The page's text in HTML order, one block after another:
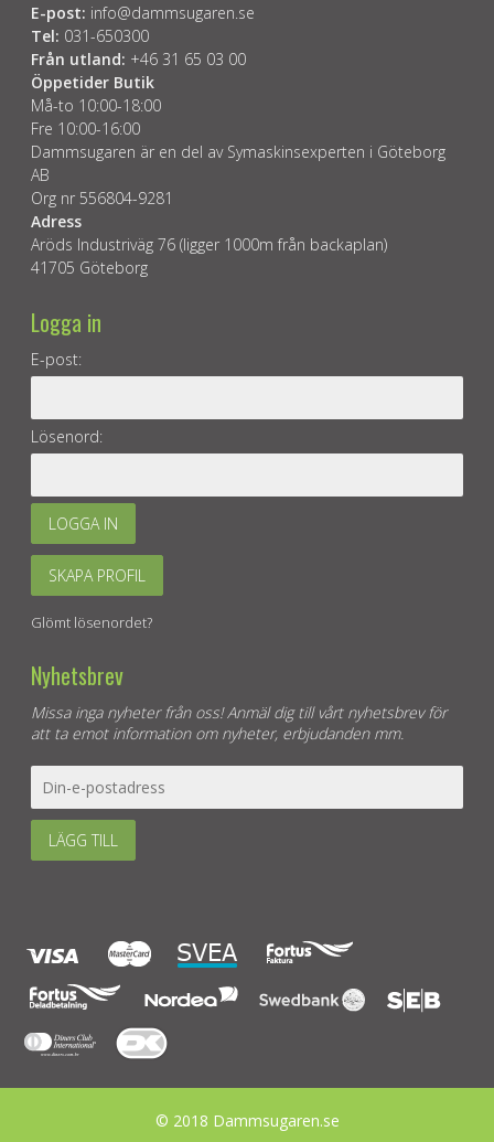
E-post: info@dammsugaren.se
Tel: 031-650300
Från utland: +46 31 65 03 00
Öppetider Butik
Må-to 10:00-18:00
Fre 10:00-16:00
Dammsugaren är en del av Symaskinsexperten i Göteborg
AB
Org nr 556804-9281
Adress
Aröds Industriväg 76 (ligger 1000m från backaplan)
41705 Göteborg
Logga in
E-post:
Lösenord:
LOGGA IN
SKAPA PROFIL
Glömt lösenordet?
Nyhetsbrev
Missa inga nyheter från oss! Anmäl dig till vårt nyhetsbrev för
att ta emot information om nyheter, erbjudanden mm.
LÄGG TILL
© 2018 Dammsugaren.se